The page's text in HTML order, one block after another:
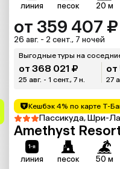
линия песок 20 м
от 359 407 ₽
26 авг. - 2 сент., 7 ночей
Выгодные туры на
от 368 021 ₽
25 авг. - 1 сент., 7 н. 27
Кешбэк 4% по карте Т-
Пассикуда, Шри-
Amethyst
линия песок 50 м